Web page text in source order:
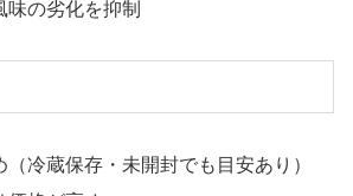
の劣化を抑制
（冷蔵保存・未開封でも目安あり）